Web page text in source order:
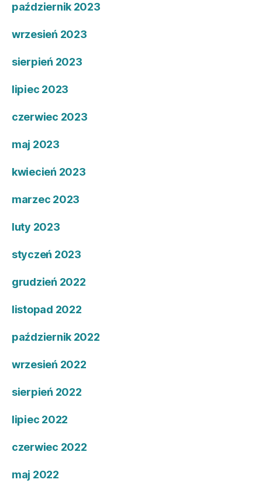
październik 2023
wrzesień 2023
sierpień 2023
lipiec 2023
czerwiec 2023
maj 2023
kwiecień 2023
marzec 2023
luty 2023
styczeń 2023
grudzień 2022
listopad 2022
październik 2022
wrzesień 2022
sierpień 2022
lipiec 2022
czerwiec 2022
maj 2022